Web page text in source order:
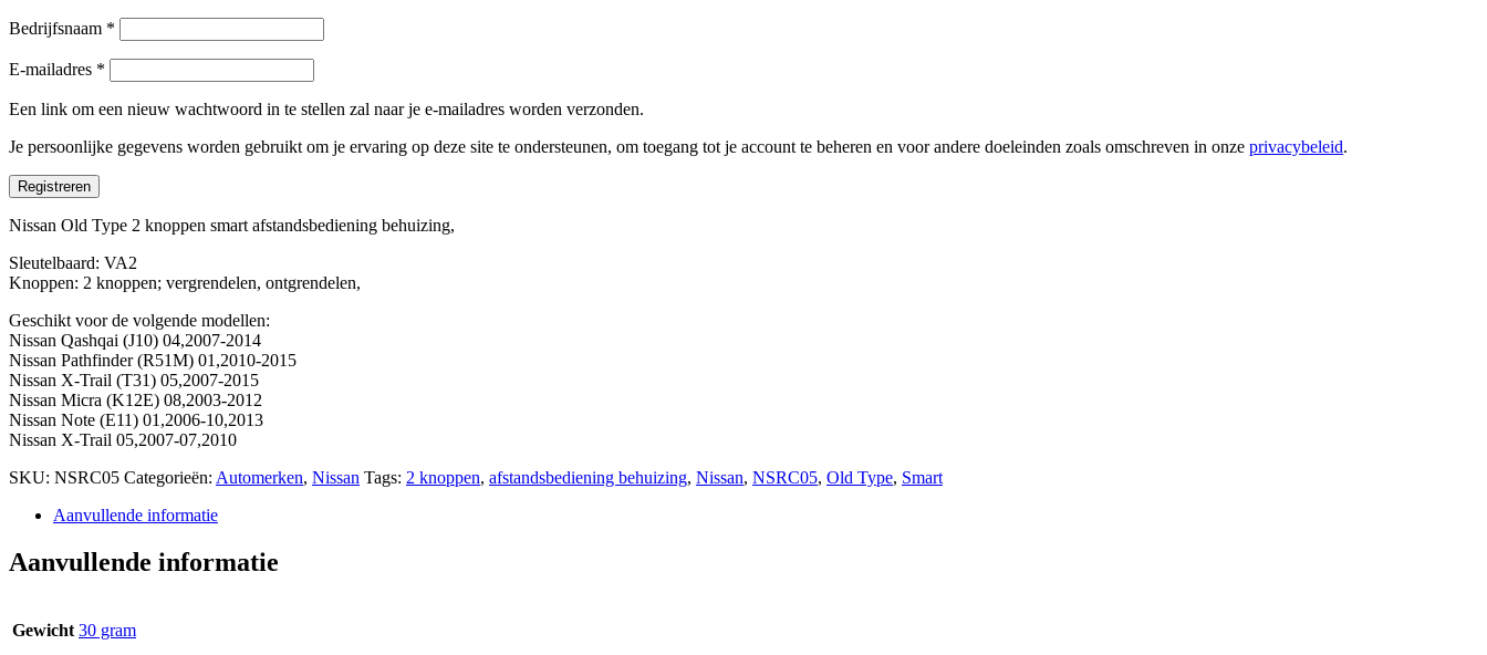
Bedrijfsnaam *
E-mailadres *
Een link om een nieuw wachtwoord in te stellen zal naar je e-mailadres worden verzonden.
Je persoonlijke gegevens worden gebruikt om je ervaring op deze site te ondersteunen, om toegang tot je account te beheren en voor andere doeleinden zoals omschreven in onze privacybeleid.
Registreren
Nissan Old Type 2 knoppen smart afstandsbediening behuizing,
Sleutelbaard: VA2
Knoppen: 2 knoppen; vergrendelen, ontgrendelen,
Geschikt voor de volgende modellen:
Nissan Qashqai (J10) 04,2007-2014
Nissan Pathfinder (R51M) 01,2010-2015
Nissan X-Trail (T31) 05,2007-2015
Nissan Micra (K12E) 08,2003-2012
Nissan Note (E11) 01,2006-10,2013
Nissan X-Trail 05,2007-07,2010
SKU: NSRC05 Categorieën: Automerken, Nissan Tags: 2 knoppen, afstandsbediening behuizing, Nissan, NSRC05, Old Type, Smart
Aanvullende informatie
Aanvullende informatie
Gewicht 30 gram